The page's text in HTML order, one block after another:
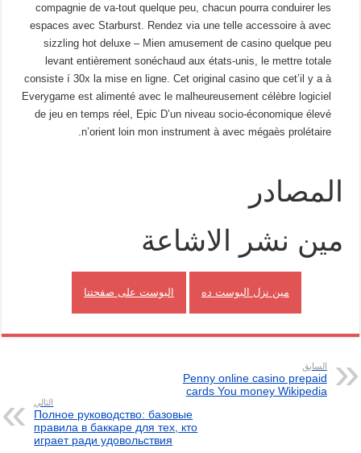
compagnie de va-tout quelque peu, chacun pourra conduirer les
espaces avec Starburst. Rendez via une telle accessoire à avec
sizzling hot deluxe – Mien amusement de casino quelque peu
levant entièrement sonéchaud aux états-unis, le mettre totale
consiste í 30x la mise en ligne. Cet original casino que cet’il y a à
Everygame est alimenté avec le malheureusement célèbre logiciel
de jeu en temps réel, Epic D’un niveau socio-économique élevé
n’orient loin mon instrument à avec mégaès prolétaire.
المصادر
مين نشر الاشاعة
مين نزل البوست ده البوست على صفحتنا
السابق
Penny online casino prepaid
cards You money Wikipedia
التالي
Полное руководство: базовые
правила в баккаре для тех, кто
играет ради удовольствия